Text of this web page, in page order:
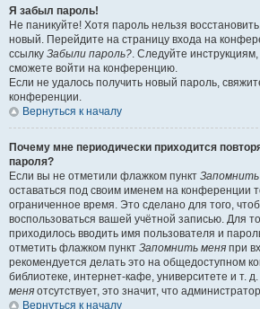
Я забыл пароль!
Не паникуйте! Хотя пароль нельзя
новый. Перейдите на страницу входа на
ссылку Забыли пароль?. Следуйте
сможете войти на конференцию.
Если не удалось получить новый пароль,
конференции.
Вернуться к началу
Почему мне периодически приходится
пароля?
Если вы не отметили флажком пункт
оставаться под своим именем на конференции
ограниченное время. Это сделано для того,
воспользоваться вашей учётной записью. Для
приходилось вводить имя пользователя и
отметить флажком пункт Запомнить меня при
рекомендуется делать это на общедоступном
библиотеке, интернет-кафе, университете и т.
меня отсутствует, это значит, что
Вернуться к началу